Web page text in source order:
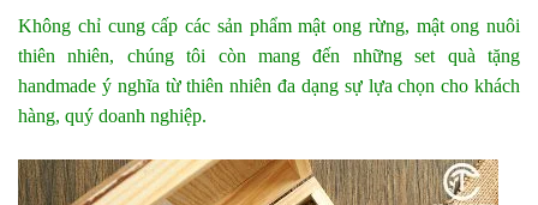
Không chỉ cung cấp các sản phẩm mật ong rừng, mật ong nuôi
thiên nhiên, chúng tôi còn mang đến những set quà tặng
handmade ý nghĩa từ thiên nhiên đa dạng sự lựa chọn cho khách
hàng, quý doanh nghiệp.